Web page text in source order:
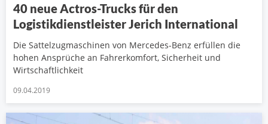
40 neue Actros-Trucks für den
Logistikdienstleister Jerich International
Die Sattelzugmaschinen von Mercedes-Benz erfüllen die
hohen Ansprüche an Fahrerkomfort, Sicherheit und
Wirtschaftlichkeit
09.04.2019